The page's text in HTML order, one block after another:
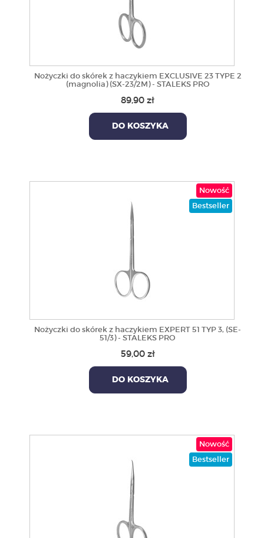
Nożyczki do skórek z haczykiem EXCLUSIVE 23 TYPE 2
(magnolia) (SX-23/2M) - STALEKS PRO
89,90 zł
DO KOSZYKA
Nowość
Bestseller
Nożyczki do skórek z haczykiem EXPERT 51 TYP 3, (SE-
51/3) - STALEKS PRO
59,00 zł
DO KOSZYKA
Nowość
Bestseller